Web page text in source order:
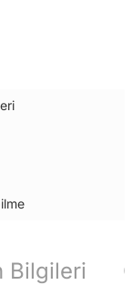
Bilgileri